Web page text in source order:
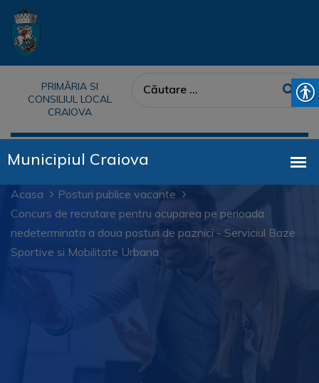
PRIMĂRIA SI
CONSILIUL LOCAL
CRAIOVA
Acasa
Posturi publice vacante
Concurs de recrutare pentru ocuparea pe perioada
nedeterminata a doua posturi de paznici - Serviciul Baze
Sportive si Mobilitate Urbana